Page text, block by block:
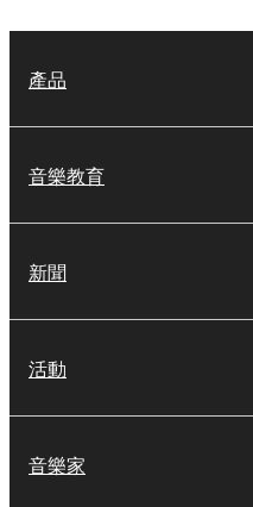
產品
音樂教育
新聞
活動
音樂家